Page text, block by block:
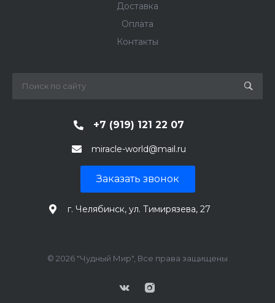
Доставка
Оплата
Контакты
+7 (919) 121 22 07
miracle-world@mail.ru
Заказать звонок
г. Челябинск, ул. Тимирязева, 27
© 2026 "Чудный Мир", Все права защищены